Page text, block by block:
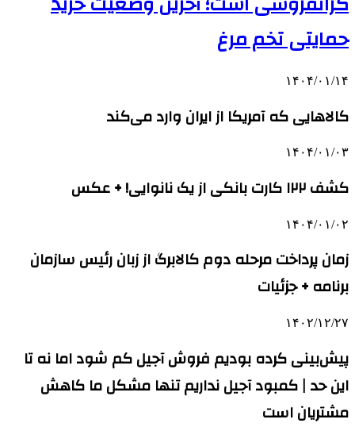
حمایتی تخم مرغ
۱۴۰۴/۰۱/۱۴
کالاهایی که آمریکا از ایران وارد می‌کند
۱۴۰۴/۰۱/۰۳
کشف ۱۲۲ کارت بانکی از یک نانوایی! + عکس
۱۴۰۴/۰۱/۰۲
زمان پرداخت مرحله دوم کالابرگ از زبان رئیس سازمان
برنامه‌ + جزئیات
۱۴۰۲/۱۲/۲۷
پیش‌بینی کرده بودیم فروش آجیل کم شود اما نه تا
این حد | کمبود آجیل نداریم تنها مشکل ما کاهش
مشتریان است